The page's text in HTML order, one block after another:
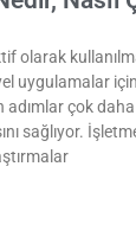
olarak
uygulamalar
çok daha
sağlıyor.